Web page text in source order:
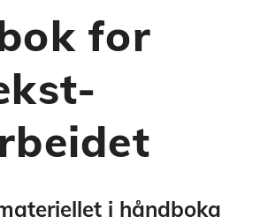
i håndboka
for
i håndboka